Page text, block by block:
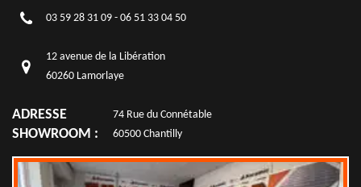
03 59 28 31 09 - 06 51 33 04 50
12 avenue de la Libération
60260 Lamorlaye
ADRESSE
SHOWROOM :
74 Rue du Connétable
60500 Chantilly